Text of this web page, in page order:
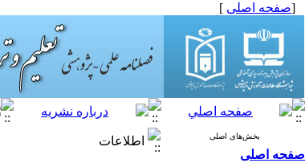
[صفحه اصلی ]
بخش‌های اصلی
صفحه اصلی
اطلاعات